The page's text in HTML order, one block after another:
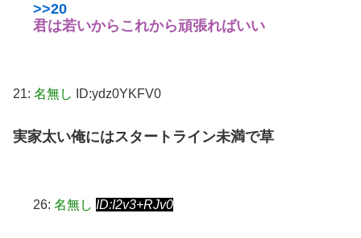
>>20
君は若いからこれから頑張ればいい
21: 名無し ID:ydz0YKFV0
実家太い俺にはスタートライン未満で草
26: 名無し ID:I2v3+RJv0